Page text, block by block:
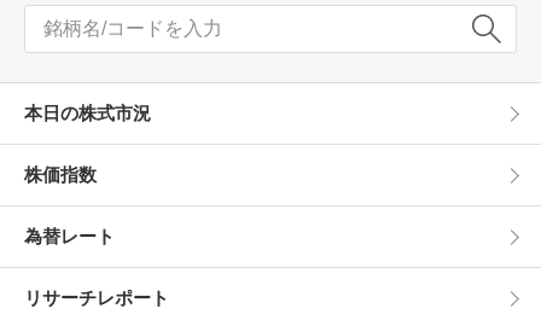
本日の株式市況
株価指数
為替レート
リサーチレポート